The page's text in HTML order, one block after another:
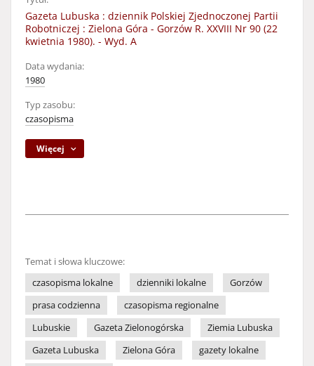
Gazeta Lubuska : dziennik Polskiej Zjednoczonej Partii
Robotniczej : Zielona Góra - Gorzów R. XXVIII Nr 90 (22
kwietnia 1980). - Wyd. A
Data wydania:
1980
Typ zasobu:
czasopisma
Więcej
Temat i słowa kluczowe:
czasopisma lokalne
dzienniki lokalne
Gorzów
prasa codzienna
czasopisma regionalne
Lubuskie
Gazeta Zielonogórska
Ziemia Lubuska
Gazeta Lubuska
Zielona Góra
gazety lokalne